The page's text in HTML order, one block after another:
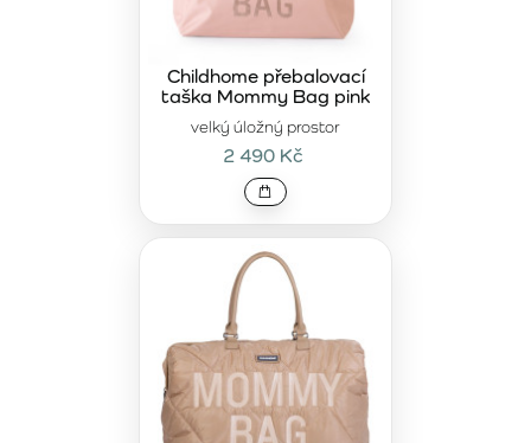
velký úložný prostor
Childhome přebalovací
taška Mommy Bag pink
2 490 Kč